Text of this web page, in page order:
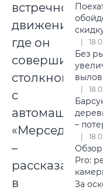
встречного
движения,
где он
совершил
столкновение
с
автомашиной
«Мерседес»,
–
рассказали
в
Без
–
Обзор
Pro:
За